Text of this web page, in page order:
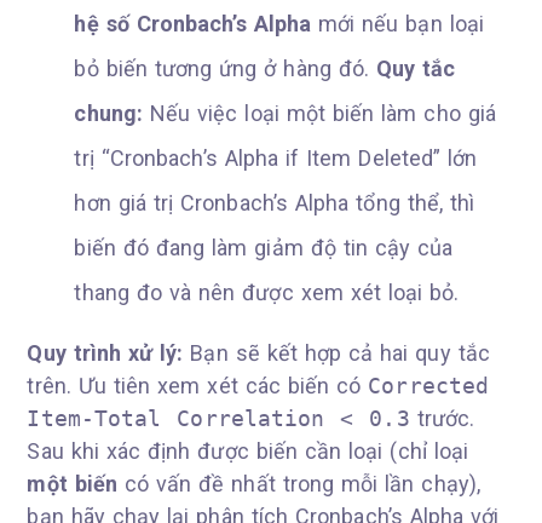
hệ số Cronbach’s Alpha mới nếu bạn loại
bỏ biến tương ứng ở hàng đó. Quy tắc
chung: Nếu việc loại một biến làm cho giá
trị “Cronbach’s Alpha if Item Deleted” lớn
hơn giá trị Cronbach’s Alpha tổng thể, thì
biến đó đang làm giảm độ tin cậy của
thang đo và nên được xem xét loại bỏ.
Quy trình xử lý: Bạn sẽ kết hợp cả hai quy tắc
trên. Ưu tiên xem xét các biến có Corrected
Item-Total Correlation < 0.3 trước.
Sau khi xác định được biến cần loại (chỉ loại
một biến có vấn đề nhất trong mỗi lần chạy),
bạn hãy chạy lại phân tích Cronbach’s Alpha với